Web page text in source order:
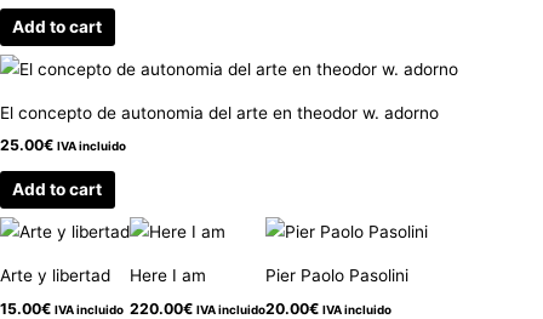
Add to cart
El concepto de autonomia del arte en theodor w. adorno
25.00€ IVA incluido
Add to cart
Arte y libertad
15.00€ IVA incluido
Here I am
220.00€ IVA incluido
Pier Paolo Pasolini
20.00€ IVA incluido